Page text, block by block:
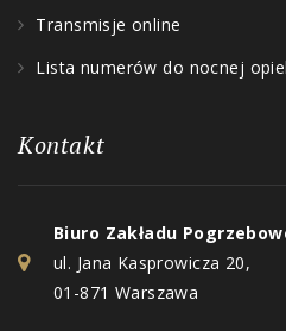
Transmisje online
Lista numerów do nocnej
Kontakt
Biuro Zakładu
ul. Jana Kasprowicza 20,
01-871 Warszawa